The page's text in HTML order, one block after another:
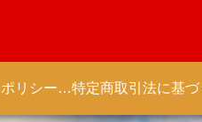
プライバシーポリシー 【Colorful Creation】